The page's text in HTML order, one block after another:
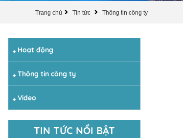
Trang chủ Tin tức Thông tin công ty
Hoạt động
Thông tin công ty
Video
TIN TỨC NỔI BẬT